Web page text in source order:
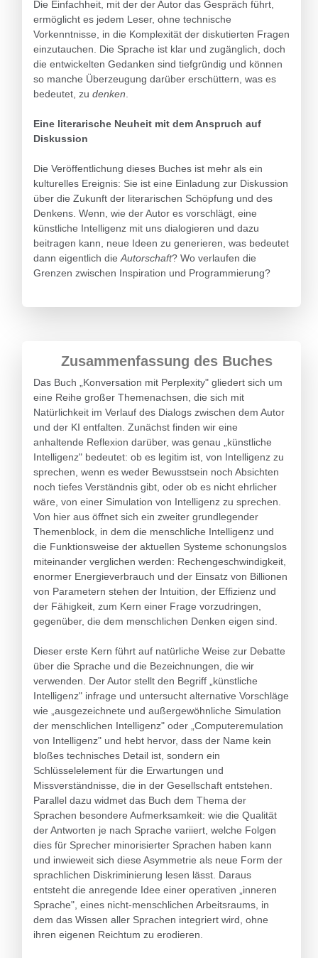
Die Einfachheit, mit der der Autor das Gespräch führt,
ermöglicht es jedem Leser, ohne technische
Vorkenntnisse, in die Komplexität der diskutierten Fragen
einzutauchen. Die Sprache ist klar und zugänglich, doch
die entwickelten Gedanken sind tiefgründig und können
so manche Überzeugung darüber erschüttern, was es
bedeutet, zu denken
Eine literarische Neuheit mit dem Anspruch auf
Diskussion
Die Veröffentlichung dieses Buches ist mehr als ein
kulturelles Ereignis: Sie ist eine Einladung zur Diskussion
über die Zukunft der literarischen Schöpfung und des
Denkens. Wenn, wie der Autor es vorschlägt, eine
künstliche Intelligenz mit uns dialogieren und dazu
beitragen kann, neue Ideen zu generieren, was bedeutet
dann eigentlich die Autorschaft? Wo verlaufen die
Grenzen zwischen Inspiration und Programmierung?
Zusammenfassung des Buches
Das Buch „Konversation mit Perplexity" gliedert sich um
eine Reihe großer Themenachsen, die sich mit
Natürlichkeit im Verlauf des Dialogs zwischen dem Autor
und der KI entfalten. Zunächst finden wir eine
anhaltende Reflexion darüber, was genau „künstliche
Intelligenz" bedeutet: ob es legitim ist, von Intelligenz zu
sprechen, wenn es weder Bewusstsein noch Absichten
noch tiefes Verständnis gibt, oder ob es nicht ehrlicher
wäre, von einer Simulation von Intelligenz zu sprechen.
Von hier aus öffnet sich ein zweiter grundlegender
Themenblock, in dem die menschliche Intelligenz und
die Funktionsweise der aktuellen Systeme schonungslos
miteinander verglichen werden: Rechengeschwindigkeit,
enormer Energieverbrauch und der Einsatz von Billionen
von Parametern stehen der Intuition, der Effizienz und
der Fähigkeit, zum Kern einer Frage vorzudringen,
gegenüber, die dem menschlichen Denken eigen sind.
Dieser erste Kern führt auf natürliche Weise zur Debatte
über die Sprache und die Bezeichnungen, die wir
verwenden. Der Autor stellt den Begriff „künstliche
Intelligenz" infrage und untersucht alternative Vorschläge
wie „ausgezeichnete und außergewöhnliche Simulation
der menschlichen Intelligenz" oder „Computeremulation
von Intelligenz" und hebt hervor, dass der Name kein
bloßes technisches Detail ist, sondern ein
Schlüsselelement für die Erwartungen und
Missverständnisse, die in der Gesellschaft entstehen.
Parallel dazu widmet das Buch dem Thema der
Sprachen besondere Aufmerksamkeit: wie die Qualität
der Antworten je nach Sprache variiert, welche Folgen
dies für Sprecher minorisierter Sprachen haben kann
und inwieweit sich diese Asymmetrie als neue Form der
sprachlichen Diskriminierung lesen lässt. Daraus
entsteht die anregende Idee einer operativen „inneren
Sprache", eines nicht-menschlichen Arbeitsraums, in
dem das Wissen aller Sprachen integriert wird, ohne
ihren eigenen Reichtum zu erodieren.